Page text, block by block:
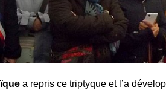
a repris ce triptyque et l’a